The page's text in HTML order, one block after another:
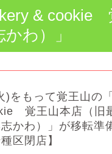
& cookie
わ）」
)をもって覚王山の
覚王山本店（旧
かわ）」が移転準
区閉店】